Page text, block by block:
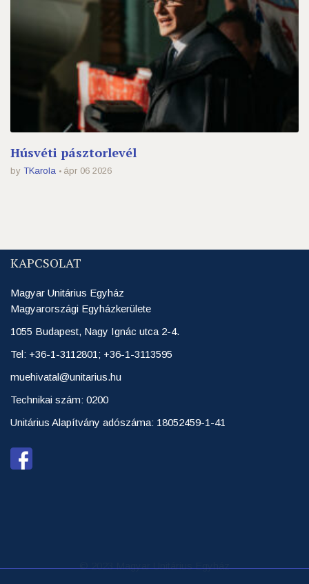
Húsvéti pásztorlevél
by TKarola ápr 06 2026
KAPCSOLAT
Magyar Unitárius Egyház
Magyarországi Egyházkerülete
1055 Budapest, Nagy Ignác utca 2-4.
Tel: +36-1-3112801; +36-1-3113595
muehivatal@unitarius.hu
Technikai szám: 0200
Unitárius Alapítvány adószáma: 18052459-1-41